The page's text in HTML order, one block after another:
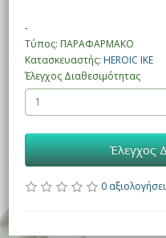
-
Τύπος: ΠΑΡΑΦΑΡΜΑΚΟ
Κατασκευαστής: HEROIC IKE
Έλεγχος Διαθεσιμότητας
Έλεγχος
0